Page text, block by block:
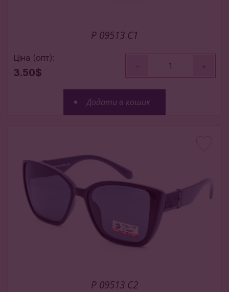
P 09513 С1
Ціна (опт):
3.50$
- +
Додати в кошик
P 09513 С2